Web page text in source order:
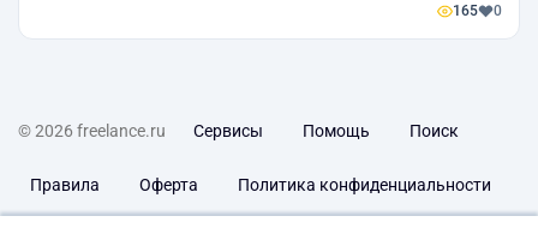
165 0
© 2026 freelance.ru Сервисы Помощь Поиск
Правила Оферта Политика конфиденциальности